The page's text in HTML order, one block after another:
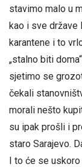
stavimo malo u
kao i sve države
karantene i to
„stalno biti
sjetimo se
čekali
morali nešto
su ipak prošli i
staro Sarajevo.
I to će se